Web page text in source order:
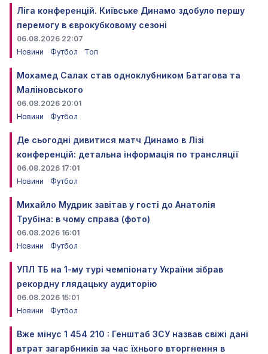
Ліга конференцій. Київське Динамо здобуло першу
перемогу в єврокубковому сезоні
06.08.2026 22:07
Новини
Футбол Топ
Мохамед Салах став одноклубником Батагова та
Маліновського
06.08.2026 20:01
Новини
Футбол
Де сьогодні дивитися матч Динамо в Лізі
конференцій: детальна інформація по трансляції
06.08.2026 17:01
Новини
Футбол
Михайло Мудрик завітав у гості до Анатолія
Трубіна: в чому справа (фото)
06.08.2026 16:01
Новини
Футбол
УПЛ ТБ на 1-му турі чемпіонату України зібрав
рекордну глядацьку аудиторію
06.08.2026 15:01
Новини
Футбол
Вже мінус 1 454 210 : Генштаб ЗСУ назвав свіжі дані
втрат загарбників за час їхнього вторгнення в